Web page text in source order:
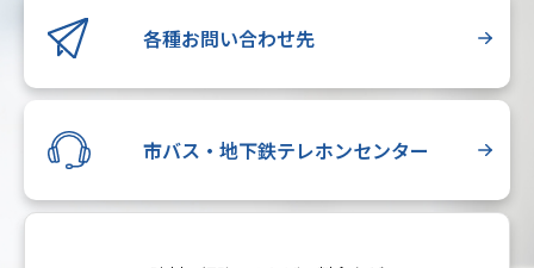
各種お問い合わせ先
市バス・地下鉄テレホンセンター